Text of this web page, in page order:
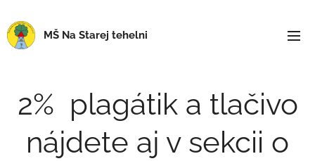
MŠ Na Starej tehelni
2% plagátik a tlačivo
nájdete aj v sekcii o